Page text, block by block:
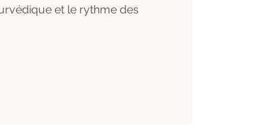
et le rythme des